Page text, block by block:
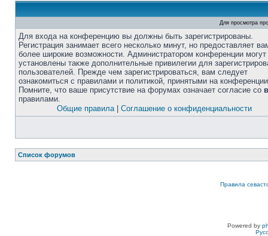
Для просмотра
Для входа на конференцию вы должны быть зарегистрированы.
Регистрация занимает всего несколько минут, но предоставляет
более широкие возможности. Администратором конференции
установлены также дополнительные привилегии для
пользователей. Прежде чем зарегистрироваться, вам следует
ознакомиться с правилами и политикой, принятыми на
Помните, что ваше присутствие на форумах означает согласие со
правилами.
Общие правила| Соглашение о конфиденциальности
Список форумов
Правила
Powered by